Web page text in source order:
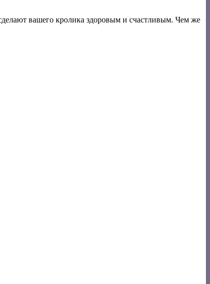
вашего кролика здоровым и счастливым. Чем же